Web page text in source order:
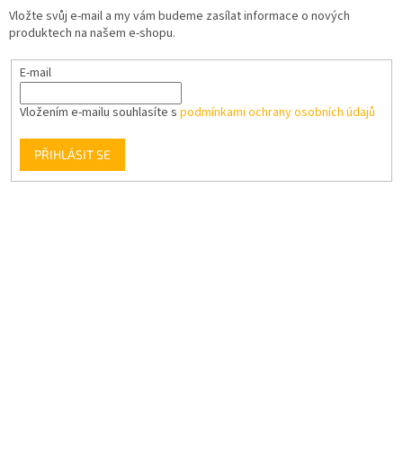
Vložte svůj e-mail a my vám budeme zasílat informace o nových
produktech na našem e-shopu.
E-mail
Vložením e-mailu souhlasíte s podmínkami ochrany osobních údajů
PŘIHLÁSIT SE